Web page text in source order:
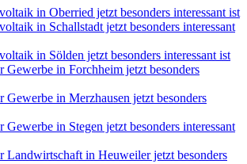
in Oberried jetzt besonders interessant ist
in Schallstadt jetzt besonders interessant
in Sölden jetzt besonders interessant ist
Gewerbe in Forchheim jetzt besonders
Gewerbe in Merzhausen jetzt besonders
in Stegen jetzt besonders interessant
Landwirtschaft in Heuweiler jetzt besonders